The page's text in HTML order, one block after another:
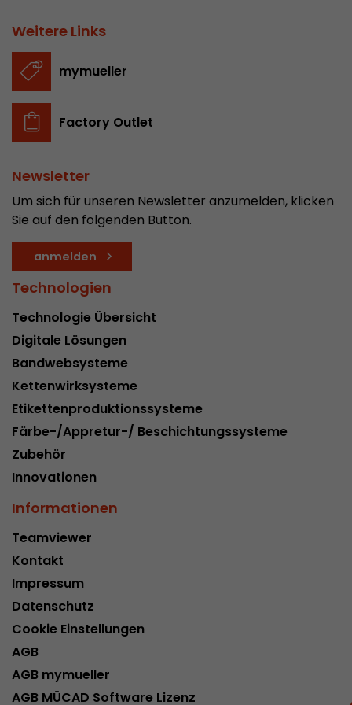
Weitere Links
mymueller
Factory Outlet
Newsletter
Um sich für unseren Newsletter anzumelden, klicken
Sie auf den folgenden Button.
anmelden
Technologien
Technologie Übersicht
Digitale Lösungen
Bandwebsysteme
Kettenwirksysteme
Etikettenproduktionssysteme
Färbe-/Appretur-/ Beschichtungssysteme
Zubehör
Innovationen
Informationen
Teamviewer
Kontakt
Impressum
Datenschutz
Cookie Einstellungen
AGB
AGB mymueller
AGB MÜCAD Software Lizenz